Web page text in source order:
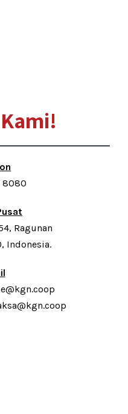
8080
Ragunan
Indonesia.